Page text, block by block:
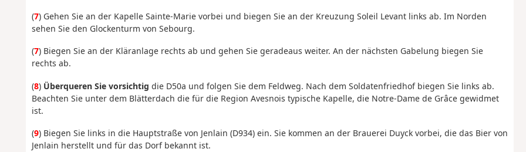
(7) Gehen Sie an der Kapelle Sainte-Marie vorbei und biegen Sie an der Kreuzung Soleil Levant links ab. Im Norden
sehen Sie den Glockenturm von Sebourg.
(7) Biegen Sie an der Kläranlage rechts ab und gehen Sie geradeaus weiter. An der nächsten Gabelung biegen Sie
rechts ab.
(8) Überqueren Sie vorsichtig die D50a und folgen Sie dem Feldweg. Nach dem Soldatenfriedhof biegen Sie links ab.
Beachten Sie unter dem Blätterdach die für die Region Avesnois typische Kapelle, die Notre-Dame de Grâce gewidmet
ist.
(9) Biegen Sie links in die Hauptstraße von Jenlain (D934) ein. Sie kommen an der Brauerei Duyck vorbei, die das Bier von
Jenlain herstellt und für das Dorf bekannt ist.